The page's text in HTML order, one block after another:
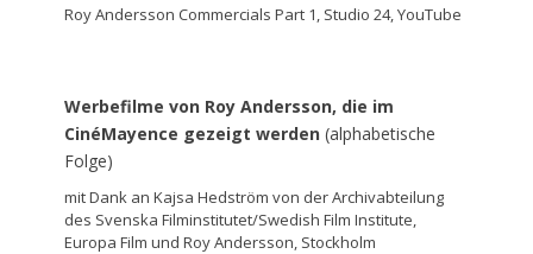
Roy Andersson Commercials Part 1, Studio 24, YouTube
Werbefilme von Roy Andersson, die im
CinéMayence gezeigt werden (alphabetische
Folge)
mit Dank an Kajsa Hedström von der Archivabteilung
des Svenska Filminstitutet/Swedish Film Institute,
Europa Film und Roy Andersson, Stockholm